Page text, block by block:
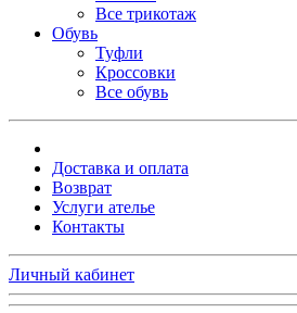
Все трикотаж
Обувь
Туфли
Кроссовки
Все обувь
Доставка и оплата
Возврат
Услуги ателье
Контакты
Личный кабинет